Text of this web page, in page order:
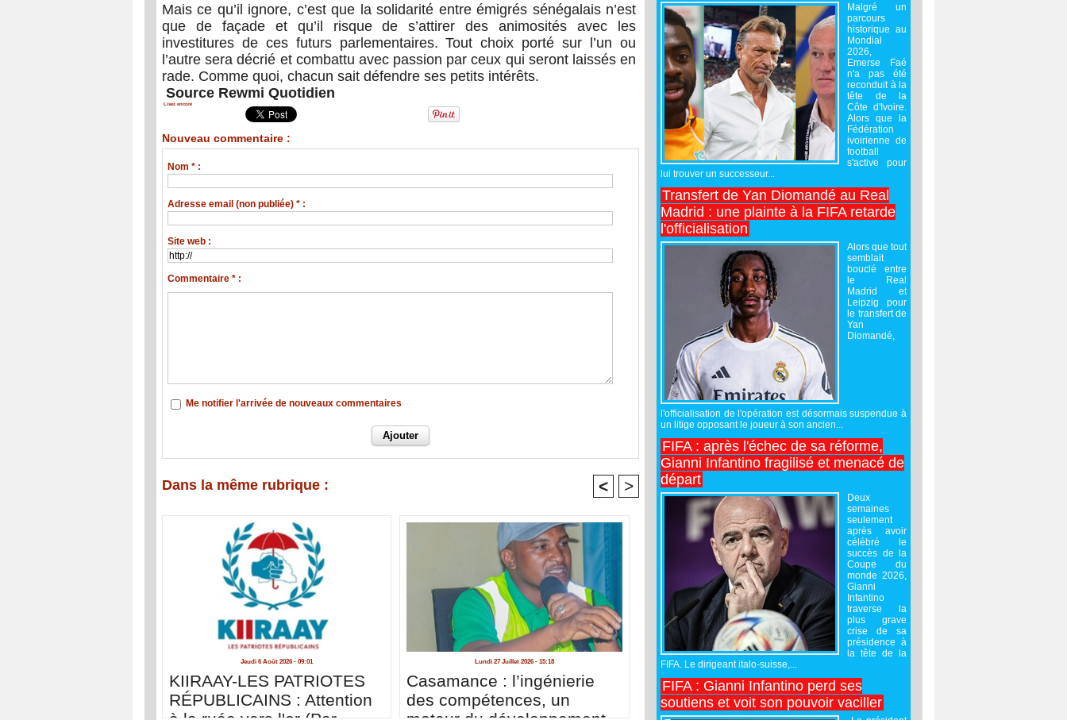
Mais ce qu’il ignore, c’est que la solidarité entre émigrés sénégalais n’est
que de façade et qu’il risque de s’attirer des animosités avec les
investitures de ces futurs parlementaires. Tout choix porté sur l’un ou
l’autre sera décrié et combattu avec passion par ceux qui seront laissés en
rade. Comme quoi, chacun sait défendre ses petits intérêts.
Source Rewmi Quotidien
Lisez encore
Nouveau commentaire :
Nom * :
Adresse email (non publiée) * :
Site web :
Commentaire * :
Me notifier l'arrivée de nouveaux commentaires
Dans la même rubrique : < >
Jeudi 6 Août 2026 - 09:01
KIIRAAY-LES PATRIOTES
RÉPUBLICAINS : Attention
Lundi 27 Juillet 2026 - 15:18
Casamance : l’ingénierie
des compétences, un
Malgré un
parcours
historique au
Mondial
2026,
Emerse Faé
n'a pas été
reconduit à la
tête de la
Côte d'Ivoire.
Alors que la
Fédération
ivoirienne de
football
s'active pour
lui trouver un successeur...
Transfert de Yan Diomandé au Real
Madrid : une plainte à la FIFA retarde
l'officialisation
Alors que tout
semblait
bouclé entre
le Real
Madrid et
Leipzig pour
le transfert de
Yan
Diomandé,
l'officialisation de l'opération est désormais suspendue à
un litige opposant le joueur à son ancien...
FIFA : après l'échec de sa réforme,
Gianni Infantino fragilisé et menacé de
départ
Deux
semaines
seulement
après avoir
célébré le
succès de la
Coupe du
monde 2026,
Gianni
Infantino
traverse la
plus grave
crise de sa
présidence à
la tête de la
FIFA. Le dirigeant italo-suisse,...
FIFA : Gianni Infantino perd ses
soutiens et voit son pouvoir vaciller